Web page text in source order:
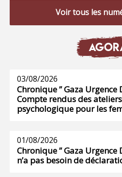
Voir tous les
03/08/2026
Chronique ” Gaza Urgence
Compte rendus des
psychologique pour les
01/08/2026
Chronique ” Gaza Urgence
n’a pas besoin de